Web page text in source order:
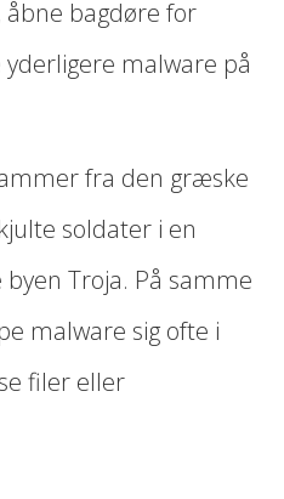
åbne bagdøre for
malware på
fra den græske
soldater i en
Troja. På samme
malware sig ofte i
filer eller